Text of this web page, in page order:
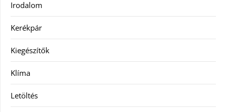
Irodalom
Kerékpár
Kiegészítők
Klíma
Letöltés